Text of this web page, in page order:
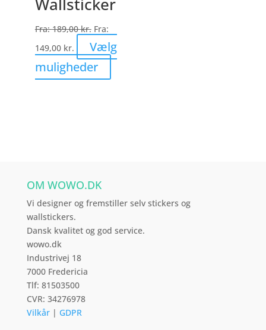
Fra:189,00kr. Fra:
149,00 kr.
Vælg
muligheder
vare
varesiden
OM WOWO.DK
Vi designer og fremstiller selv stickers og
wallstickers.
Dansk kvalitet og god service.
wowo.dk
Industrivej 18
7000 Fredericia
Tlf: 81503500
CVR: 34276978
Vilkår| GDPR